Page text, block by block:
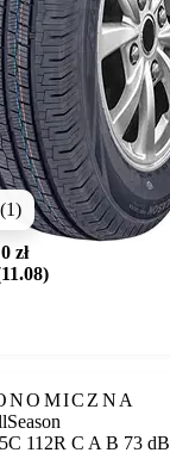
(1)
0 zł
112R Etykieta:
C A B 73 dB